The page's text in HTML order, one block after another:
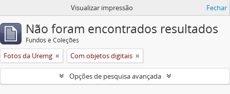
Visualizar impressão Fechar
Não foram encontrados resultados
Fundos e Coleções
Fotos da Uremg Com objetos digitais
Opções de pesquisa avançada